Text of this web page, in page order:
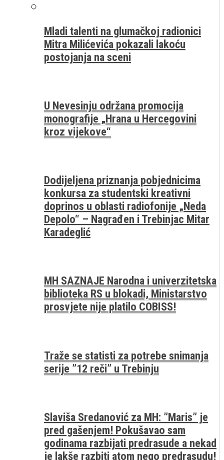
Mladi talenti na glumačkoj radionici
Mitra Milićevića pokazali lakoću
postojanja na sceni
U Nevesinju održana promocija
monografije „Hrana u Hercegovini
kroz vijekove“
Dodijeljena priznanja pobjednicima
konkursa za studentski kreativni
doprinos u oblasti radiofonije „Neda
Depolo“ – Nagrađen i Trebinjac Mitar
Karadeglić
MH SAZNAJE Narodna i univerzitetska
biblioteka RS u blokadi, Ministarstvo
prosvjete nije platilo COBISS!
Traže se statisti za potrebe snimanja
serije ”12 reči” u Trebinju
Slaviša Sredanović za MH: ”Maris” je
pred gašenjem! Pokušavao sam
godinama razbijati predrasude a nekad
je lakše razbiti atom nego predrasudu!